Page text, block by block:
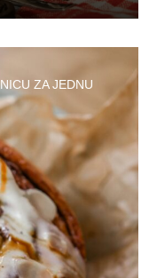
ZA JEDNU